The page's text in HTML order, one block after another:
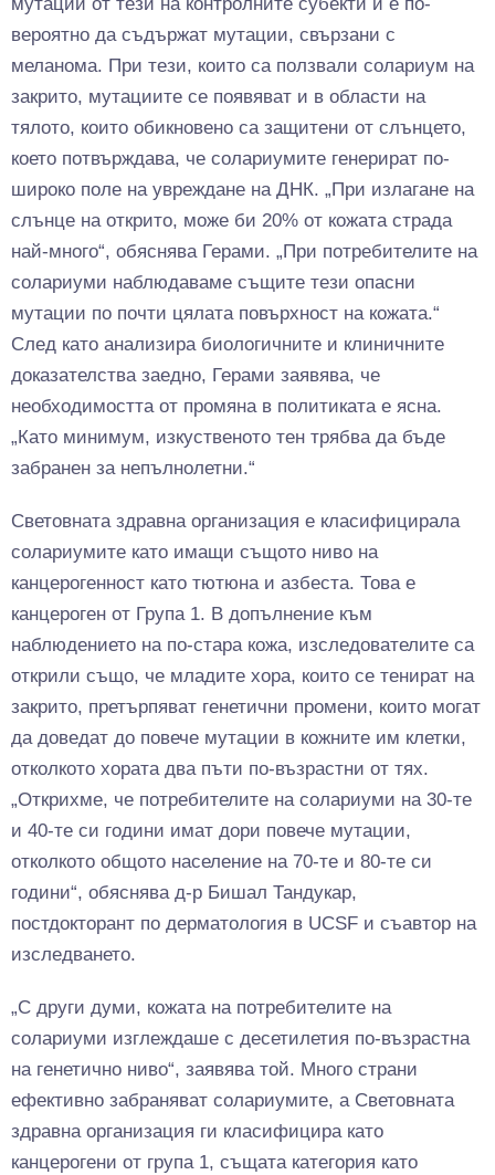
мутации от тези на контролните субекти и е по-
вероятно да съдържат мутации, свързани с
меланома. При тези, които са ползвали солариум на
закрито, мутациите се появяват и в области на
тялото, които обикновено са защитени от слънцето,
което потвърждава, че солариумите генерират по-
широко поле на увреждане на ДНК. „При излагане на
слънце на открито, може би 20% от кожата страда
най-много“, обяснява Герами. „При потребителите на
солариуми наблюдаваме същите тези опасни
мутации по почти цялата повърхност на кожата.“
След като анализира биологичните и клиничните
доказателства заедно, Герами заявява, че
необходимостта от промяна в политиката е ясна.
„Като минимум, изкуственото тен трябва да бъде
забранен за непълнолетни.“
Световната здравна организация е класифицирала
солариумите като имащи същото ниво на
канцерогенност като тютюна и азбеста. Това е
канцероген от Група 1. В допълнение към
наблюдението на по-стара кожа, изследователите са
открили също, че младите хора, които се тенират на
закрито, претърпяват генетични промени, които могат
да доведат до повече мутации в кожните им клетки,
отколкото хората два пъти по-възрастни от тях.
„Открихме, че потребителите на солариуми на 30-те
и 40-те си години имат дори повече мутации,
отколкото общото население на 70-те и 80-те си
години“, обяснява д-р Бишал Тандукар,
постдокторант по дерматология в UCSF и съавтор на
изследването.
„С други думи, кожата на потребителите на
солариуми изглеждаше с десетилетия по-възрастна
на генетично ниво“, заявява той. Много страни
ефективно забраняват солариумите, а Световната
здравна организация ги класифицира като
канцерогени от група 1, същата категория като